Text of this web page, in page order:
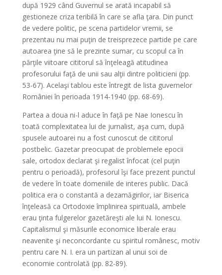
după 1929 când Guvernul se arată incapabil să
gestioneze criza teribilă în care se afla ţara. Din punct
de vedere politic, pe scena partidelor vremii, se
prezentau nu mai puţin de treisprezece partide pe care
autoarea ţine să le prezinte sumar, cu scopul ca în
părţile viitoare cititorul să înţeleagă atitudinea
profesorului faţă de unii sau alţii dintre politicieni (pp.
53-67). Acelaşi tablou este întregit de lista guvernelor
României în perioada 1914-1940 (pp. 68-69).
Partea a doua ni-l aduce în faţă pe Nae Ionescu în
toată complexitatea lui de jurnalist, aşa cum, după
spusele autoarei nu a fost cunoscut de cititorul
postbelic. Gazetar preocupat de problemele epocii
sale, ortodox declarat şi regalist înfocat (cel puţin
pentru o perioadă), profesorul îşi face prezent punctul
de vedere în toate domeniile de interes public. Dacă
politica era o constantă a dezamăgirilor, iar Biserica
înţeleasă ca Ortodoxie împlinirea spirituală, ambele
erau ţinta fulgerelor gazetăreşti ale lui N. Ionescu.
Capitalismul şi măsurile economice liberale erau
neavenite şi neconcordante cu spiritul românesc, motiv
pentru care N. I. era un partizan al unui soi de
economie controlată (pp. 82-89).